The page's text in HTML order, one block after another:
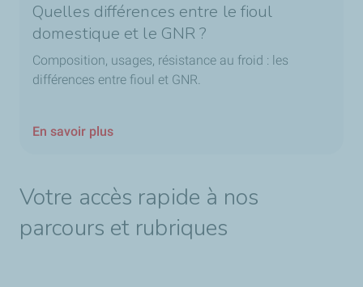
Quelles différences entre le fioul
domestique et le GNR ?
Composition, usages, résistance au froid : les
différences entre fioul et GNR.
En savoir plus
Votre accès rapide à nos
parcours et rubriques